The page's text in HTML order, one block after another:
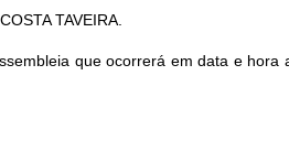
TAVEIRA.
que ocorrerá em data e